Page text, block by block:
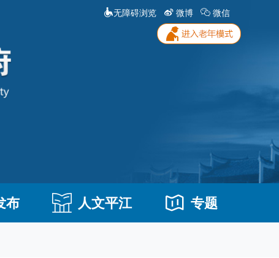
无障碍浏览 微博 微信
布 人文平江 专题